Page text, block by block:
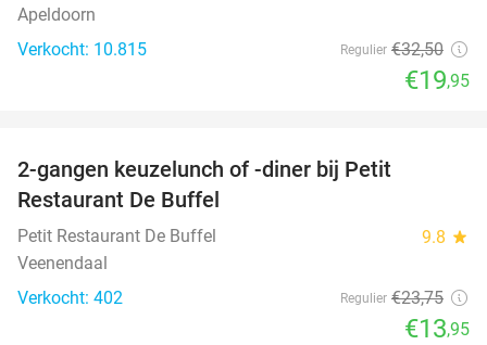
Apeldoorn
Verkocht: 10.815
Regulier €32,50
€19,95
2-gangen keuzelunch of -diner bij Petit
Restaurant De Buffel
Petit Restaurant De Buffel 9.8 star
Veenendaal
Verkocht: 402
Regulier €23,75
€13,95